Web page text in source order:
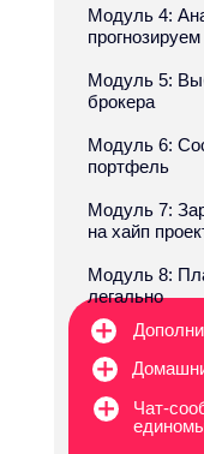
денег,
Модуль 4:
Модуль 5:
брокера
Модуль 6:
портфель
Модуль 7:
на хайп
Модуль 8:
легально
Чат-